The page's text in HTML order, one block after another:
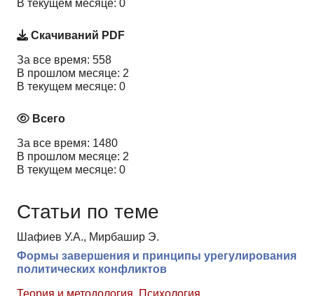
В текущем месяце: 0
Скачиваний PDF
За все время: 558
В прошлом месяце: 2
В текущем месяце: 0
Всего
За все время: 1480
В прошлом месяце: 2
В текущем месяце: 0
Статьи по теме
Шафиев У.А., Мирбашир Э.
Формы завершения и принципы урегулирования
политических конфликтов
Теория и методология, Психология